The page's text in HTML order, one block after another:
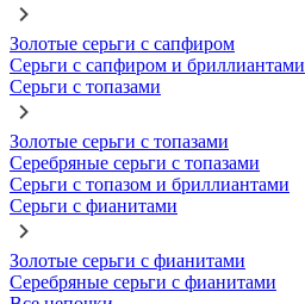
Золотые серьги с сапфиром
Серьги с сапфиром и бриллиантами
Серьги с топазами
Золотые серьги с топазами
Серебряные серьги с топазами
Серьги с топазом и бриллиантами
Серьги с фианитами
Золотые серьги с фианитами
Серебряные серьги с фианитами